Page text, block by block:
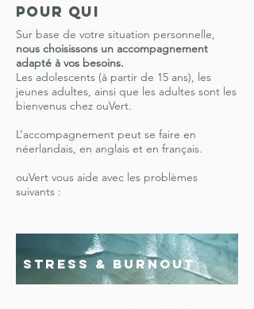
pour qui
Sur base de votre situation personnelle,
nous choisissons un accompagnement
adapté à vos besoins.
Les adolescents (à partir de 15 ans), les
jeunes adultes, ainsi que les adultes sont les
bienvenus chez ouVert.
L’accompagnement peut se faire en
néerlandais, en anglais et en français.
ouVert vous aide avec les problèmes
suivants :
stress & burnout